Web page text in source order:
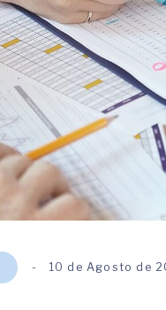
10 de Agosto de